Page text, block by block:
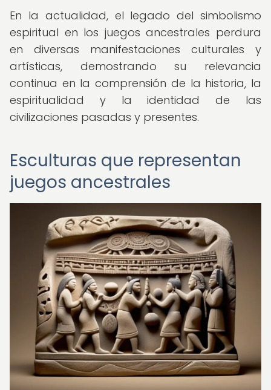
En la actualidad, el legado del simbolismo
espiritual en los juegos ancestrales perdura
en diversas manifestaciones culturales y
artísticas, demostrando su relevancia
continua en la comprensión de la historia, la
espiritualidad y la identidad de las
civilizaciones pasadas y presentes.
Esculturas que representan
juegos ancestrales